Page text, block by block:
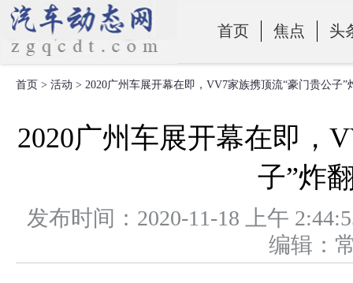
首页 焦点 头
零部件
首页 > 活动 > 2020广州车展开幕在即，VV7家族携顶流“豪门贵公子”
2020广州车展开幕在即，
子”炸
发布时间：2020-11-18 上午
编辑